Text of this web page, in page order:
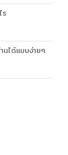
ร
ได้แบบง่ายๆ